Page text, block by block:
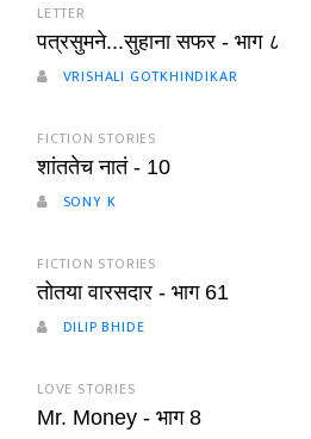
LETTER
पत्रसुमने...सुहाना सफर - भाग ८
VRISHALI GOTKHINDIKAR
FICTION STORIES
शांततेच नातं - 10
SONY K
FICTION STORIES
तोतया वारसदार - भाग 61
DILIP BHIDE
LOVE STORIES
Mr. Money - भाग 8